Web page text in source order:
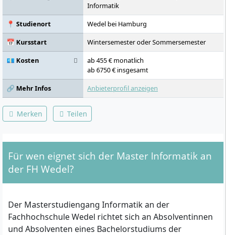
Kommunikationsfähigkeiten,
Forschungsprozess, Master-Thesis
Informatik
📍 Studienort
Wedel bei Hamburg
📅 Kursstart
Wintersemester oder Sommersemester
💶 Kosten
ab 455 € monatlich
ab 6750 € insgesamt
🔗 Mehr Infos
Anbieterprofil anzeigen
Merken Teilen
Für wen eignet sich der Master Informatik an
der FH Wedel?
Der Masterstudiengang Informatik an der
Fachhochschule Wedel richtet sich an Absolventinnen
und Absolventen eines Bachelorstudiums der